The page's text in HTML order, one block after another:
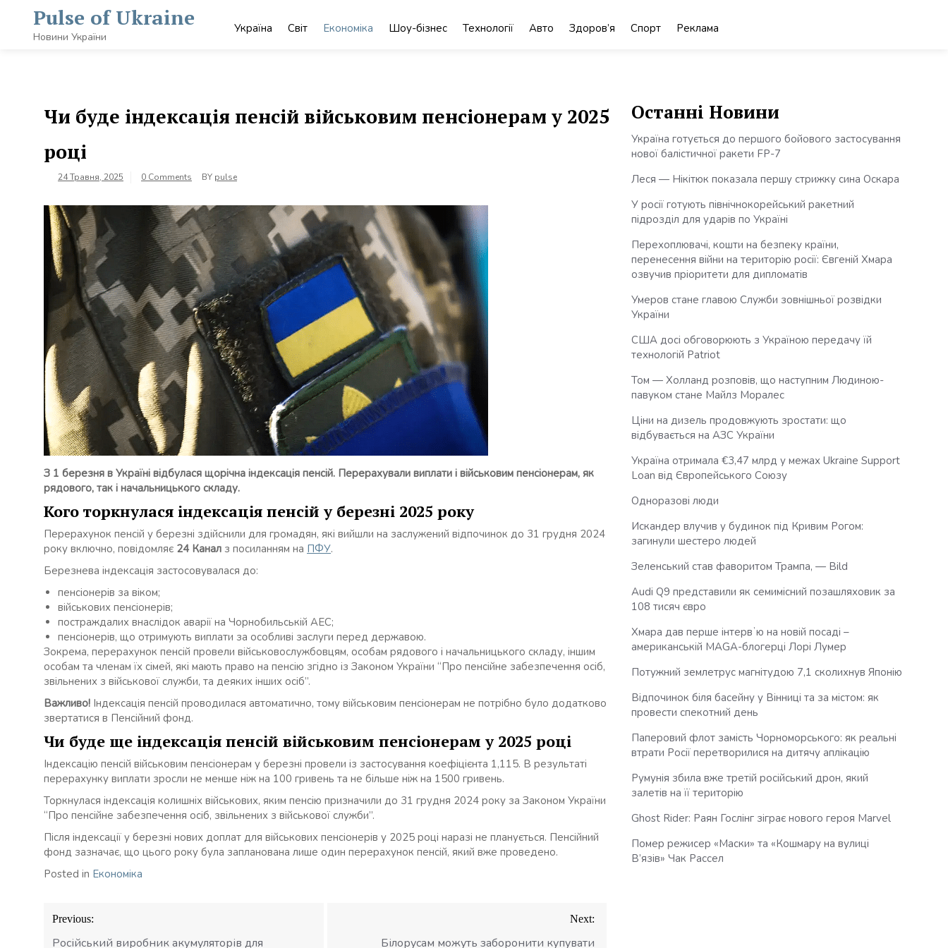
content
Pulse of Ukraine
Новини України
Україна Світ Економіка Шоу-бізнес Технології Авто Здоров’я Спорт Реклама
Чи буде індексація пенсій військовим пенсіонерам у 2025
році
24 Травня, 2025 0 Comments BY pulse
З 1 березня в Україні відбулася щорічна індексація пенсій. Перерахували виплати і військовим пенсіонерам, як
рядового, так і начальницького складу.
Кого торкнулася індексація пенсій у березні 2025 року
Перерахунок пенсій у березні здійснили для громадян, які вийшли на заслужений відпочинок до 31 грудня 2024
року включно, повідомляє 24 Канал з посиланням на ПФУ.
Березнева індексація застосовувалася до:
пенсіонерів за віком;
військових пенсіонерів;
постраждалих внаслідок аварії на Чорнобильській АЕС;
пенсіонерів, що отримують виплати за особливі заслуги перед державою.
Зокрема, перерахунок пенсій провели військовослужбовцям, особам рядового і начальницького складу, іншим
особам та членам їх сімей, які мають право на пенсію згідно із Законом України “Про пенсійне забезпечення осіб,
звільнених з військової служби, та деяких інших осіб”.
Важливо! Індексація пенсій проводилася автоматично, тому військовим пенсіонерам не потрібно було додатково
звертатися в Пенсійний фонд.
Чи буде ще індексація пенсій військовим пенсіонерам у 2025 році
Індексацію пенсій військовим пенсіонерам у березні провели із застосування коефіцієнта 1,115. В результаті
перерахунку виплати зросли не менше ніж на 100 гривень та не більше ніж на 1500 гривень.
Торкнулася індексація колишніх військових, яким пенсію призначили до 31 грудня 2024 року за Законом України
“Про пенсійне забезпечення осіб, звільнених з військової служби”.
Після індексації у березні нових доплат для військових пенсіонерів у 2025 році наразі не планується. Пенсійний
фонд зазначає, що цього року була запланована лише один перерахунок пенсій, який вже проведено.
Posted in Економіка
Навігація
записів
Previous:
Російський виробник акумуляторів для
Next:
Білорусам можуть заборонити купувати
Останні Новини
Україна готується до першого бойового застосування
нової балістичної ракети FP-7
Леся — Нікітюк показала першу стрижку сина Оскара
У росії готують північнокорейський ракетний
підрозділ для ударів по Україні
Перехоплювачі, кошти на безпеку країни,
перенесення війни на територію росії: Євгеній Хмара
озвучив пріоритети для дипломатів
Умеров стане главою Служби зовнішньої розвідки
України
США досі обговорюють з Україною передачу їй
технологій Patriot
Том — Холланд розповів, що наступним Людиною-
павуком стане Майлз Моралес
Ціни на дизель продовжують зростати: що
відбувається на АЗС України
Україна отримала €3,47 млрд у межах Ukraine Support
Loan від Європейського Союзу
Одноразові люди
Искандер влучив у будинок під Кривим Рогом:
загинули шестеро людей
Зеленський став фаворитом Трампа, — Bild
Audi Q9 представили як семимісний позашляховик за
108 тисяч євро
Хмара дав перше інтервʼю на новій посаді –
американській MAGA-блогерці Лорі Лумер
Потужний землетрус магнітудою 7,1 сколихнув Японію
Відпочинок біля басейну у Вінниці та за містом: як
провести спекотний день
Паперовий флот замість Чорноморського: як реальні
втрати Росії перетворилися на дитячу аплікацію
Румунія збила вже третій російський дрон, який
залетів на її територію
Ghost Rider: Раян Гослінг зіграє нового героя Marvel
Помер режисер «Маски» та «Кошмару на вулиці
В’язів» Чак Рассел